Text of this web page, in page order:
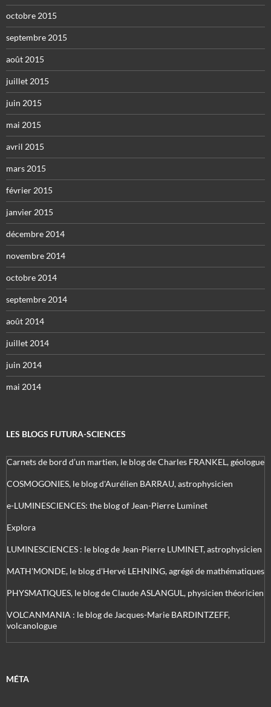
octobre 2015
septembre 2015
août 2015
juillet 2015
juin 2015
mai 2015
avril 2015
mars 2015
février 2015
janvier 2015
décembre 2014
novembre 2014
octobre 2014
septembre 2014
août 2014
juillet 2014
juin 2014
mai 2014
LES BLOGS FUTURA-SCIENCES
Carnets de bord d’un martien, le blog de Charles FRANKEL, géologue
COSMOGONIES, le blog d'Aurélien BARRAU, astrophysicien
e-LUMINESCIENCES: the blog of Jean-Pierre Luminet
Explora
LUMINESCIENCES : le blog de Jean-Pierre LUMINET, astrophysicien
MATH'MONDE, le blog d'Hervé LEHNING, agrégé de mathématiques
PHYSMATIQUES, le blog de Claude ASLANGUL, physicien théoricien
VOLCANMANIA : le blog de Jacques-Marie BARDINTZEFF,
volcanologue
MÉTA